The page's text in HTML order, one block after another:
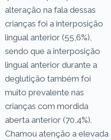
alteração na fala dessas
crianças foi a interposição
lingual anterior (55,6%),
sendo que a interposição
lingual anterior durante a
deglutição também foi
muito prevalente nas
crianças com mordida
aberta anterior (70,4%).
Chamou atenção a elevada